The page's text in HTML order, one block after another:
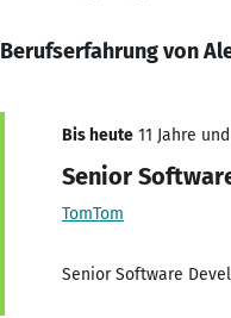
Berufserfahrung von
Bis heute 11 Jahre
Senior
TomTom
Senior Software